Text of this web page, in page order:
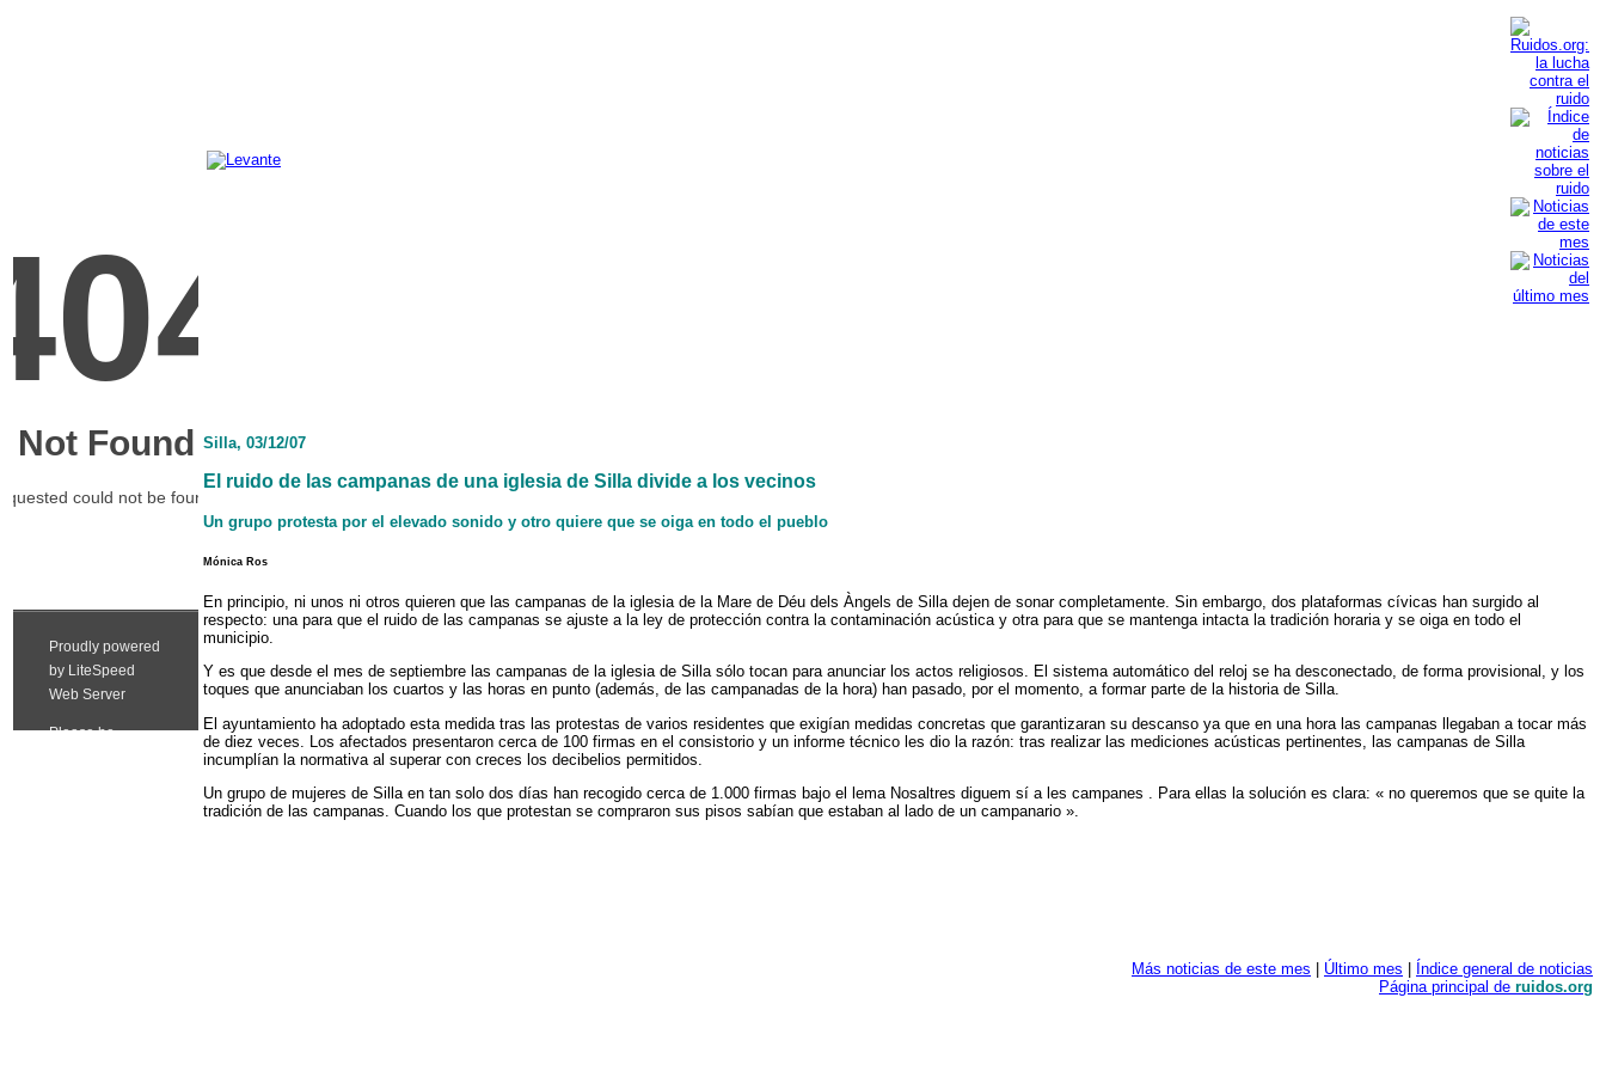
Silla, 03/12/07
El ruido de las campanas de una iglesia de Silla divide a los vecinos
Un grupo protesta por el elevado sonido y otro quiere que se oiga en todo el pueblo
Mónica Ros
En principio, ni unos ni otros quieren que las campanas de la iglesia de la Mare de Déu dels Àngels de Silla dejen de sonar completamente. Sin embargo, dos plataformas cívicas han surgido al
respecto: una para que el ruido de las campanas se ajuste a la ley de protección contra la contaminación acústica y otra para que se mantenga intacta la tradición horaria y se oiga en todo el
municipio.
Y es que desde el mes de septiembre las campanas de la iglesia de Silla sólo tocan para anunciar los actos religiosos. El sistema automático del reloj se ha desconectado, de forma provisional, y los
toques que anunciaban los cuartos y las horas en punto (además, de las campanadas de la hora) han pasado, por el momento, a formar parte de la historia de Silla.
El ayuntamiento ha adoptado esta medida tras las protestas de varios residentes que exigían medidas concretas que garantizaran su descanso ya que en una hora las campanas llegaban a tocar más
de diez veces. Los afectados presentaron cerca de 100 firmas en el consistorio y un informe técnico les dio la razón: tras realizar las mediciones acústicas pertinentes, las campanas de Silla
incumplían la normativa al superar con creces los decibelios permitidos.
Un grupo de mujeres de Silla en tan solo dos días han recogido cerca de 1.000 firmas bajo el lema Nosaltres diguem sí a les campanes . Para ellas la solución es clara: « no queremos que se quite la
tradición de las campanas. Cuando los que protestan se compraron sus pisos sabían que estaban al lado de un campanario ».
Más noticias de este mes | Último mes | Índice general de noticias
Página principal de ruidos.org